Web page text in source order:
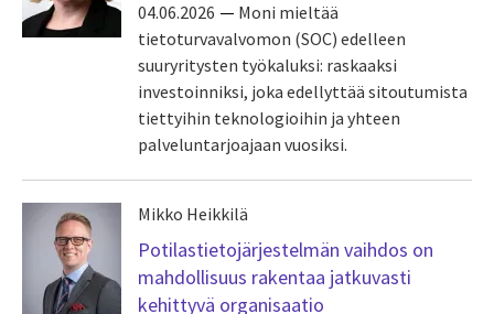
04.06.2026
Moni mieltää
tietoturvavalvomon (SOC) edelleen
suuryritysten työkaluksi: raskaaksi
investoinniksi, joka edellyttää sitoutumista
tiettyihin teknologioihin ja yhteen
palveluntarjoajaan vuosiksi.
Mikko Heikkilä
Potilastietojärjestelmän vaihdos on
mahdollisuus rakentaa jatkuvasti
kehittyvä organisaatio